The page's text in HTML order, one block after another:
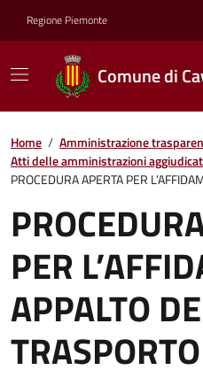
Regione Piemonte
Comune di
Home / Amministrazione
Atti delle amministrazioni
PROCEDURA APERTA PER
PER
APPALTO
TRASPORTO